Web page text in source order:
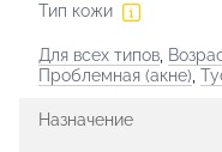
Тип кожи
Для всех типов
Проблемная (акне)
Назначение